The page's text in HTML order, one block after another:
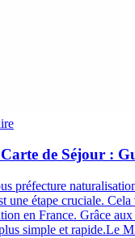
de Séjour :
préfecture
une étape cruciale. Cela
en France. Grâce
simple et rapide.Le